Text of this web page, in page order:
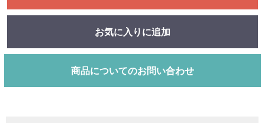
お気に入りに追加
商品についてのお問い合わせ